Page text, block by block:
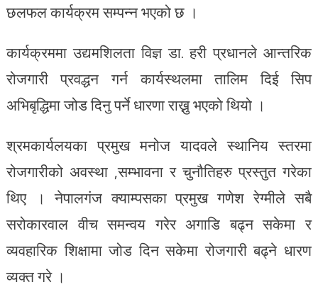
छलफल कार्यक्रम सम्पन्न भएको छ ।
कार्यक्रममा उद्यमशिलता विज्ञ डा. हरी प्रधानले आन्तरिक
रोजगारी प्रवद्धन गर्न कार्यस्थलमा तालिम दिई सिप
अभिबृद्धिमा जोड दिनु पर्ने धारणा राख्नु भएको थियो ।
श्रमकार्यलयका प्रमुख मनोज यादवले स्थानिय स्तरमा
रोजगारीको अवस्था ,सम्भावना र चुनौतिहरु प्रस्तुत गरेका
थिए । नेपालगंज क्याम्पसका प्रमुख गणेश रेग्मीले सबै
सरोकारवाल वीच समन्वय गरेर अगाडि बढ्न सकेमा र
व्यवहारिक शिक्षामा जोड दिन सकेमा रोजगारी बढ्ने धारण
व्यक्त गरे ।